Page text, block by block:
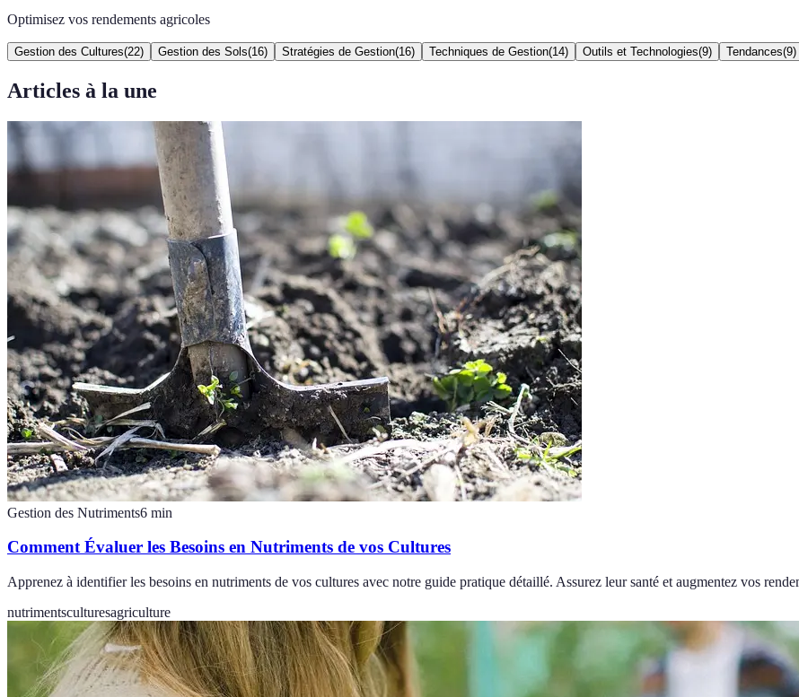
Optimisez vos rendements agricoles
Gestion des Cultures(22) Gestion des Sols(16) Stratégies de Gestion(16) Techniques de Gestion(14) Outils et Technologies(9) Tendances(9)
Articles à la une
Gestion des Nutriments6 min
Comment Évaluer les Besoins en Nutriments de vos Cultures
Apprenez à identifier les besoins en nutriments de vos cultures avec notre guide pratique détaillé. Assurez leur santé et augmentez vos
nutrimentsculturesagriculture